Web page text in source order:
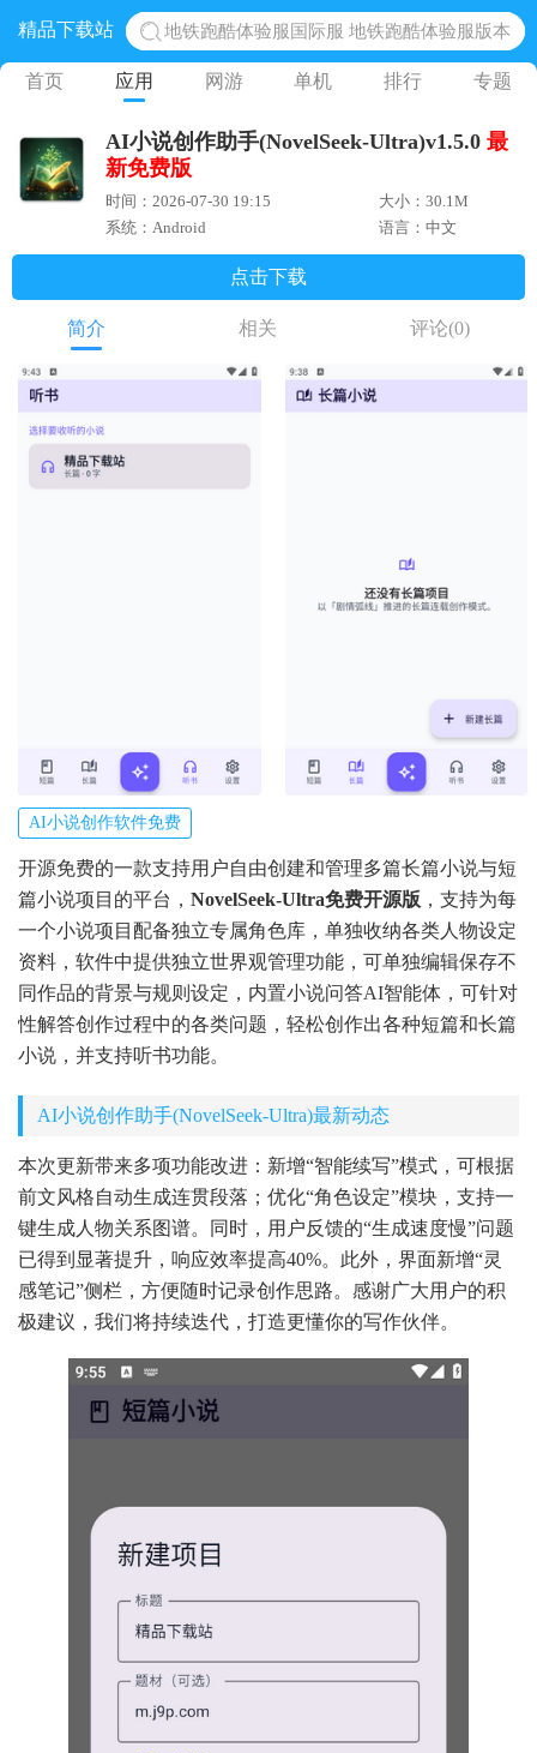
精品下载站
地铁跑酷体验服国际服 地铁跑酷体验服版本
网易光遇手游正版 点亮星空共庆周年
蛋仔派对下载 蛋仔派对体验服
奥特曼王者传奇 正版奥特曼游戏
首页 应用 网游 单机 排行 专题
AI小说创作助手(NovelSeek-Ultra)v1.5.0 最
新免费版
时间：2026-07-30 19:15
大小：30.1M
系统：Android
语言：中文
点击下载
简介 相关 评论(0)
AI小说创作软件免费
开源免费的一款支持用户自由创建和管理多篇长篇小说与短
篇小说项目的平台， NovelSeek-Ultra免费开源版 ，支持为每
一个小说项目配备独立专属角色库，单独收纳各类人物设定
资料，软件中提供独立世界观管理功能，可单独编辑保存不
同作品的背景与规则设定，内置小说问答AI智能体，可针对
性解答创作过程中的各类问题，轻松创作出各种短篇和长篇
小说，并支持听书功能。
AI小说创作助手(NovelSeek-Ultra)最新动态
本次更新带来多项功能改进：新增“智能续写”模式，可根据
前文风格自动生成连贯段落；优化“角色设定”模块，支持一
键生成人物关系图谱。同时，用户反馈的“生成速度慢”问题
已得到显著提升，响应效率提高40%。此外，界面新增“灵
感笔记”侧栏，方便随时记录创作思路。感谢广大用户的积
极建议，我们将持续迭代，打造更懂你的写作伙伴。